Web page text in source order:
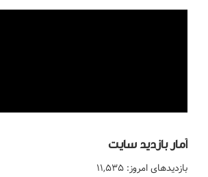
آمار بازدید سایت
بازدیدهای امروز: ۱۱,۵۳۵